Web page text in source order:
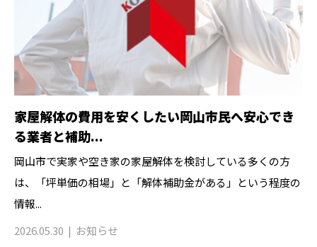
家屋解体の費用を安くしたい岡山市民へ安心でき
る業者と補助...
岡山市で実家や空き家の家屋解体を検討している多くの方
は、「坪単価の相場」と「解体補助金がある」という程度の
情報...
2026.05.30
お知らせ